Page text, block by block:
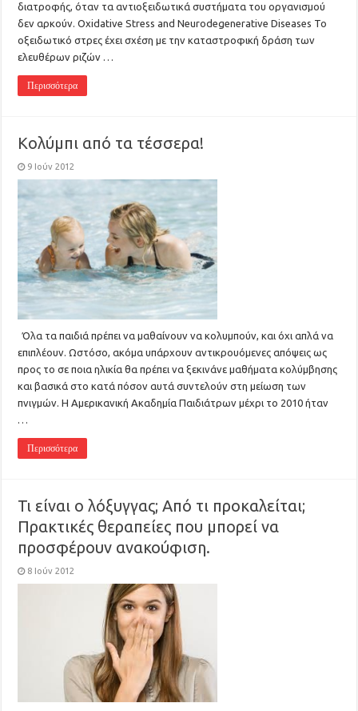
διατροφής, όταν τα αντιοξειδωτικά συστήματα του οργανισμού
δεν αρκούν. Oxidative Stress and Neurodegenerative Diseases Το
οξειδωτικό στρες έχει σχέση με την καταστροφική δράση των
ελευθέρων ριζών …
Περισσότερα
Kολύμπι από τα τέσσερα!
9 Ιούν 2012
Όλα τα παιδιά πρέπει να μαθαίνουν να κολυμπούν, και όχι απλά να
επιπλέουν. Ωστόσο, ακόμα υπάρχουν αντικρουόμενες απόψεις ως
προς το σε ποια ηλικία θα πρέπει να ξεκινάνε μαθήματα κολύμβησης
και βασικά στο κατά πόσον αυτά συντελούν στη μείωση των
πνιγμών. H Αμερικανική Ακαδημία Παιδιάτρων μέχρι το 2010 ήταν
…
Περισσότερα
Τι είναι ο λόξυγγας; Από τι προκαλείται;
Πρακτικές θεραπείες που μπορεί να
προσφέρουν ανακούφιση.
8 Ιούν 2012